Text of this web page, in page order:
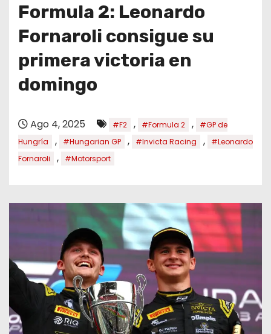
Formula 2: Leonardo
Fornaroli consigue su
primera victoria en
domingo
Ago 4, 2025 #F2 , #Formula 2 ,
#GP de
Hungría
, #Hungarian GP , #Invicta Racing ,
#Leonardo
Fornaroli
, #Motorsport